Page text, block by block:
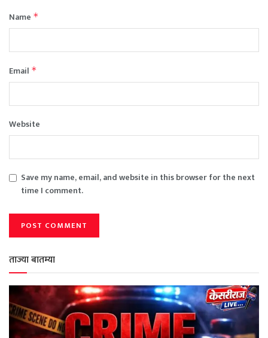
Name *
Email *
Website
Save my name, email, and website in this browser for the next
time I comment.
ताज्या बातम्या